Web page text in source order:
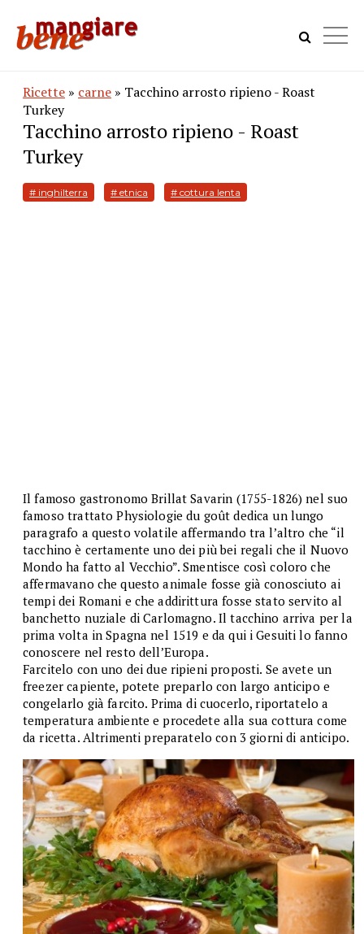
Ricette » carne » Tacchino arrosto ripieno - Roast
Turkey
Tacchino arrosto ripieno - Roast
Turkey
# inghilterra # etnica # cottura lenta
Il famoso gastronomo Brillat Savarin (1755-1826) nel suo
famoso trattato Physiologie du goût dedica un lungo
paragrafo a questo volatile affermando tra l’altro che “il
tacchino è certamente uno dei più bei regali che il Nuovo
Mondo ha fatto al Vecchio”. Smentisce così coloro che
affermavano che questo animale fosse già conosciuto ai
tempi dei Romani e che addirittura fosse stato servito al
banchetto nuziale di Carlomagno. Il tacchino arriva per la
prima volta in Spagna nel 1519 e da qui i Gesuiti lo fanno
conoscere nel resto dell’Europa.
Farcitelo con uno dei due ripieni proposti. Se avete un
freezer capiente, potete preparlo con largo anticipo e
congelarlo già farcito. Prima di cuocerlo, riportatelo a
temperatura ambiente e procedete alla sua cottura come
da ricetta. Altrimenti preparatelo con 3 giorni di anticipo.